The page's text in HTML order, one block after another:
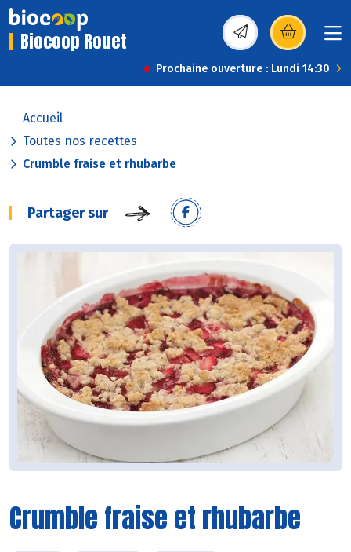
Biocoop Rouet (s’ouvre dans une
Prochaine ouverture : Lundi 14:30
Accueil
Toutes nos recettes
Crumble fraise et rhubarbe
Partager sur
Crumble fraise et rhubarbe